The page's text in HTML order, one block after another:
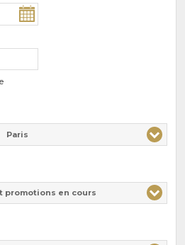
Paris
promotions en cours